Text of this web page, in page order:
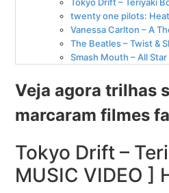
Tokyo Drift – Teriyaki
twenty one pilots:
Vanessa Carlton – A
The Beatles – Twist &
Smash Mouth – All Star
Veja agora trilhas
marcaram filmes
Tokyo Drift –
MUSIC VIDEO ]